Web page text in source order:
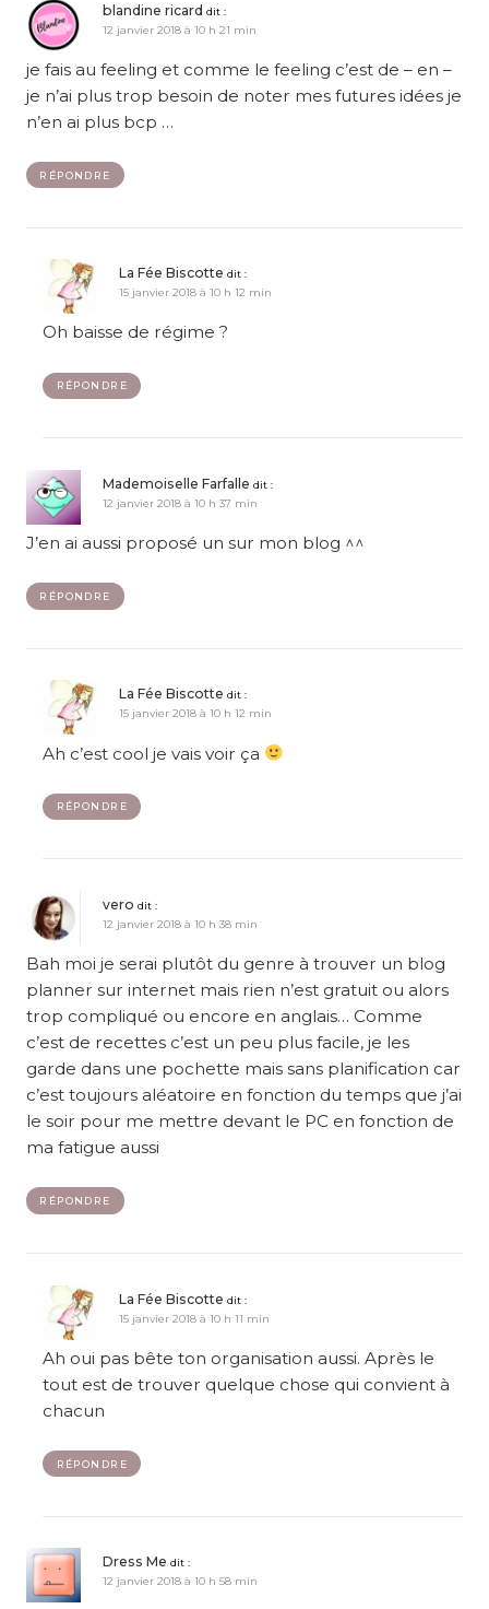
blandine ricard dit :
12 janvier 2018 à 10 h 21 min
je fais au feeling et comme le feeling c’est de – en –
je n’ai plus trop besoin de noter mes futures idées je
n’en ai plus bcp …
RÉPONDRE
La Fée Biscotte dit :
15 janvier 2018 à 10 h 12 min
Oh baisse de régime ?
RÉPONDRE
Mademoiselle Farfalle dit :
12 janvier 2018 à 10 h 37 min
J’en ai aussi proposé un sur mon blog ^^
RÉPONDRE
La Fée Biscotte dit :
15 janvier 2018 à 10 h 12 min
Ah c’est cool je vais voir ça
RÉPONDRE
vero dit :
12 janvier 2018 à 10 h 38 min
Bah moi je serai plutôt du genre à trouver un blog
planner sur internet mais rien n’est gratuit ou alors
trop compliqué ou encore en anglais… Comme
c’est de recettes c’est un peu plus facile, je les
garde dans une pochette mais sans planification car
c’est toujours aléatoire en fonction du temps que j’ai
le soir pour me mettre devant le PC en fonction de
ma fatigue aussi
RÉPONDRE
La Fée Biscotte dit :
15 janvier 2018 à 10 h 11 min
Ah oui pas bête ton organisation aussi. Après le
tout est de trouver quelque chose qui convient à
chacun
RÉPONDRE
Dress Me dit :
12 janvier 2018 à 10 h 58 min